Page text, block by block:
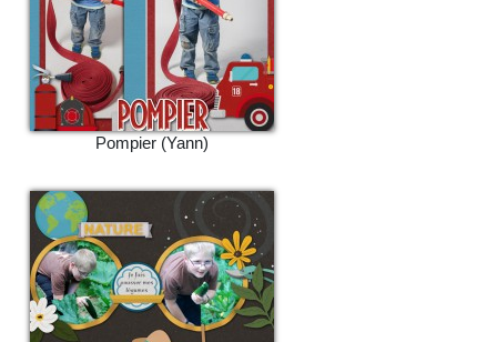
Pompier (Yann)